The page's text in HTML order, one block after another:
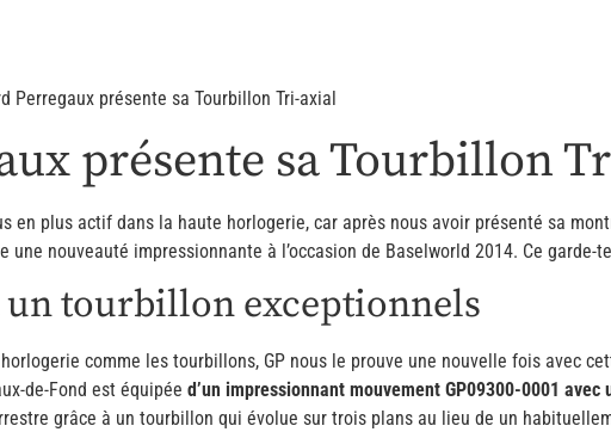
Perregaux présente sa Tourbillon Tri-axial
présente sa Tourbillon
en plus actif dans la haute horlogerie, car après nous avoir présenté sa
une nouveauté impressionnante à l’occasion de Baselworld 2014. Ce garde-
un tourbillon exceptionnels
comme les tourbillons, GP nous le prouve une nouvelle fois avec
de-Fond est équipée d’un impressionnant mouvement GP09300-0001
grâce à un tourbillon qui évolue sur trois plans au lieu de un